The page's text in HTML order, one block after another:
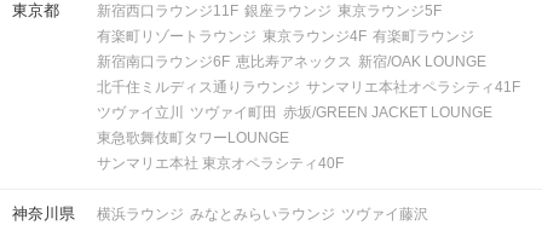
東京都 新宿西口ラウンジ11F 銀座ラウンジ 東京ラウンジ5F
有楽町リゾートラウンジ 東京ラウンジ4F 有楽町ラウンジ
新宿南口ラウンジ6F 恵比寿アネックス 新宿/OAK LOUNGE
北千住ミルディス通りラウンジ サンマリエ本社オペラシティ41F
ツヴァイ立川
ツヴァイ町田 赤坂/GREEN JACKET LOUNGE
東急歌舞伎町タワーLOUNGE
サンマリエ本社 東京オペラシティ40F
神奈川県 横浜ラウンジ みなとみらいラウンジ ツヴァイ藤沢